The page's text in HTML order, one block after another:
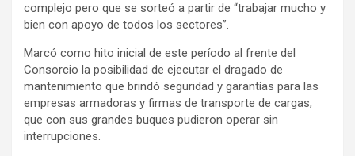
complejo pero que se sorteó a partir de “trabajar mucho y
bien con apoyo de todos los sectores”.
Marcó como hito inicial de este período al frente del
Consorcio la posibilidad de ejecutar el dragado de
mantenimiento que brindó seguridad y garantías para las
empresas armadoras y firmas de transporte de cargas,
que con sus grandes buques pudieron operar sin
interrupciones.